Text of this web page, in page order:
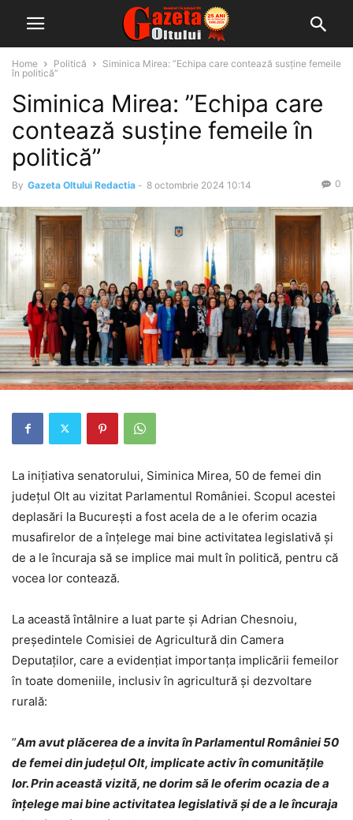
Home Politică
Siminica Mirea: ”Echipa care contează susține femeile
în politică”
Siminica Mirea: ”Echipa care
contează susține femeile în
politică”
By Gazeta Oltului Redactia - 8 octombrie 2024 10:14 0
La inițiativa senatorului, Siminica Mirea, 50 de femei din
județul Olt au vizitat Parlamentul României. Scopul acestei
deplasări la București a fost acela de a le oferim ocazia
musafirelor de a înțelege mai bine activitatea legislativă și
de a le încuraja să se implice mai mult în politică, pentru că
vocea lor contează.
La această întâlnire a luat parte și Adrian Chesnoiu,
președintele Comisiei de Agricultură din Camera
Deputaților, care a evidențiat importanța implicării femeilor
în toate domeniile, inclusiv în agricultură și dezvoltare
rurală:
”Am avut plăcerea de a invita în Parlamentul României 50
de femei din județul Olt, implicate activ în comunitățile
lor. Prin această vizită, ne dorim să le oferim ocazia de a
înțelege mai bine activitatea legislativă și de a le încuraja